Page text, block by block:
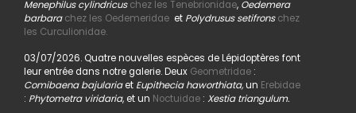
Menephilus cylindricus chez les Tenebrionidae,Oedemera
barbara chez les Oedemeridaeet Polydrusus setifrons chez
les Curculionidae.
03/07/2026. Quatre nouvelles espèces de Lépidoptères font
leur entrée dans notre galerie. Deux Geometridae:
Comibaena bajulariaet Eupithecia haworthiata,un Erebidae
: Phytometra viridaria, et un Noctuidae: Xestia triangulum.